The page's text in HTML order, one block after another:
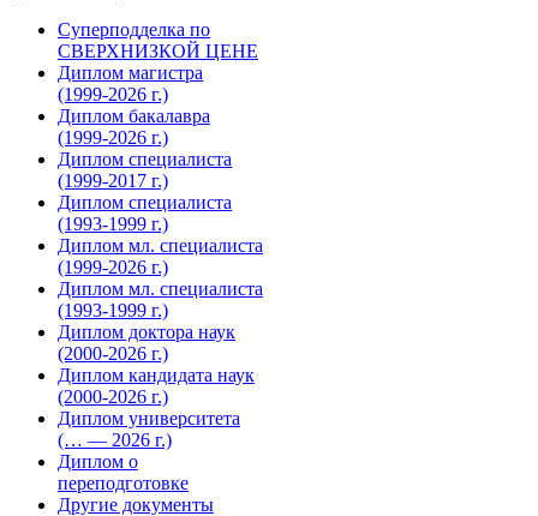
Суперподделка по
СВЕРХНИЗКОЙ ЦЕНЕ
Диплом магистра
(1999-2026 г.)
Диплом бакалавра
(1999-2026 г.)
Диплом специалиста
(1999-2017 г.)
Диплом специалиста
(1993-1999 г.)
Диплом мл. специалиста
(1999-2026 г.)
Диплом мл. специалиста
(1993-1999 г.)
Диплом доктора наук
(2000-2026 г.)
Диплом кандидата наук
(2000-2026 г.)
Диплом университета
(… — 2026 г.)
Диплом о
переподготовке
Другие документы